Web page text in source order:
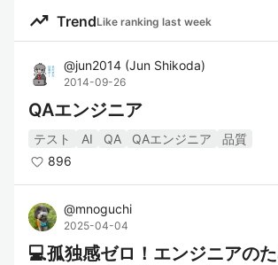
trending_up TrendLike ranking last week
@jun2014 (Jun Shikoda)
2014-09-26
QAエンジニア
テスト AI QA QAエンジニア
品質
896
@mnoguchi
2025-04-04
💻孤独感ゼロ！エンジニアの